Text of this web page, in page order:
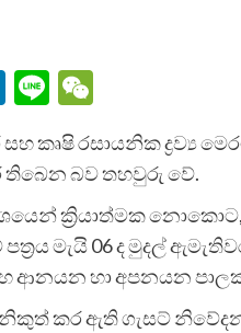
LinkedIn
LineWeChat
කෘෂි රසායනික ද්‍රව්‍ය
බව තහවුරු වේ.
ක්‍රියාත්මක නොකොට,
පත්‍රය මැයි 06 ද මුදල්
ආනයන හා අපනයන
කර ඇති ගැසට්